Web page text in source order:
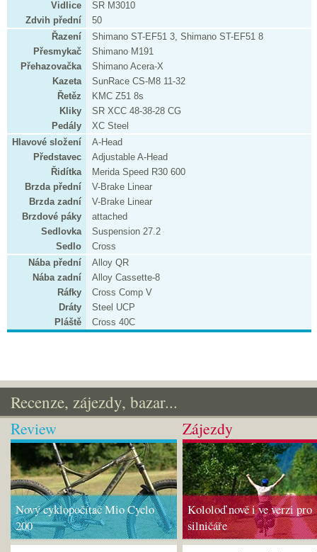
Vidlice
SR M3010
Zdvih přední
50
Řazení
Shimano ST-EF51 3, Shimano ST-EF51 8
Přesmykač
Shimano M191
Přehazovačka
Shimano Acera-X
Kazeta
SunRace CS-M8 11-32
Řetěz
KMC Z51 8s
Kliky
SR XCC 48-38-28 CG
Pedály
XC Steel
Hlavové složení
A-Head
Představec
Adjustable A-Head
Řidítka
Merida Speed R30 600
Brzda přední
V-Brake Linear
Brzda zadní
V-Brake Linear
Brzdové páky
attached
Sedlovka
Suspension 27.2
Sedlo
Cross
Nába přední
Alloy QR
Nába zadní
Alloy Cassette-8
Ráfky
Cross Comp V
Dráty
Steel UCP
Pláště
Cross 40C
Recenze, zájezdy, bazar...
Review
Nový cyklopočítač Mio Cyclo
200
Zájezdy
Kololoď nově i ve verzi pro
silničáře